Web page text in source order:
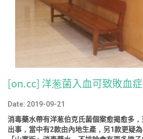
[on.cc] 洋葱菌入血可致敗血
Date: 2019-09-21
消毒藥水帶有洋葱伯克氏菌個案愈揭愈多
出事，當中有2款由內地生產，另1款更疑